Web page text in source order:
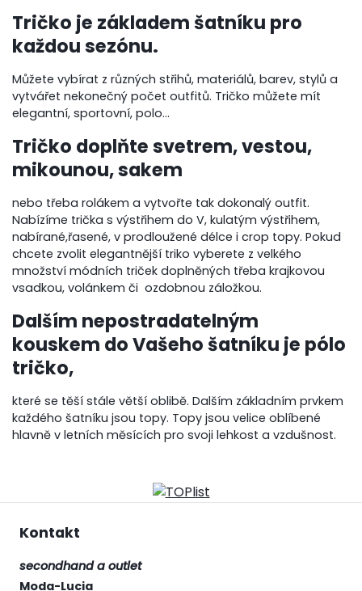
Tričko je základem šatníku pro
každou sezónu.
Můžete vybírat z různých střihů, materiálů, barev, stylů a
vytvářet nekonečný počet outfitů. Tričko můžete mít
elegantní, sportovní, polo...
Tričko doplňte svetrem, vestou,
mikounou, sakem
nebo třeba rolákem a vytvořte tak dokonalý outfit.
Nabízíme trička s výstřihem do V, kulatým výstřihem,
nabírané,řasené, v prodloužené délce i crop topy. Pokud
chcete zvolit elegantnější triko vyberete z velkého
množství módních triček doplněných třeba krajkovou
vsadkou, volánkem či ozdobnou záložkou.
Dalším nepostradatelným
kouskem do Vašeho šatníku je pólo
tričko,
které se těší stále větší oblibě. Dalším základním prvkem
každého šatníku jsou topy. Topy jsou velice oblíbené
hlavně v letních měsících pro svoji lehkost a vzdušnost.
Kontakt
secondhand a outlet
Moda-Lucia